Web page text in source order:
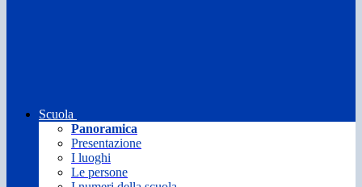
Scuola
Panoramica
Presentazione
I luoghi
Le persone